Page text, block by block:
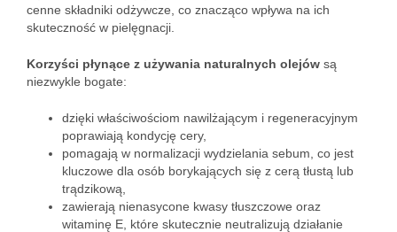
cenne składniki odżywcze, co znacząco wpływa na ich
skuteczność w pielęgnacji.
Korzyści płynące z używania naturalnych olejów są
niezwykle bogate:
dzięki właściwościom nawilżającym i regeneracyjnym
poprawiają kondycję cery,
pomagają w normalizacji wydzielania sebum, co jest
kluczowe dla osób borykających się z cerą tłustą lub
trądzikową,
zawierają nienasycone kwasy tłuszczowe oraz
witaminę E, które skutecznie neutralizują działanie